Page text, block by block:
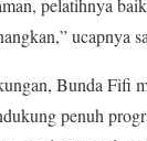
pelatihnya
ucapnya
Bunda Fifi
penuh